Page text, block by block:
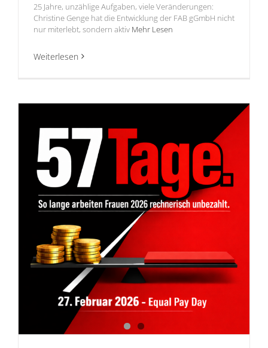
25 Jahre, unzählige Aufgaben, viele Veränderungen:
Christine Genge hat die Entwicklung der FAB gGmbH nicht
nur miterlebt, sondern aktiv Mehr Lesen
Weiterlesen